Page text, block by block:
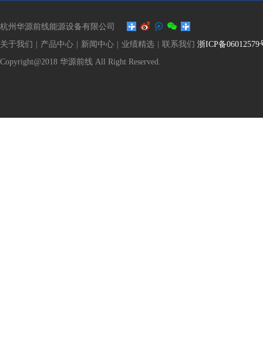
杭州华源前线能源设备有限公司
关于我们
产品中心 新闻中心 业绩精选 联系我们 浙ICP备06012579
Copyright@2018 华源前线 All Right Reserved.